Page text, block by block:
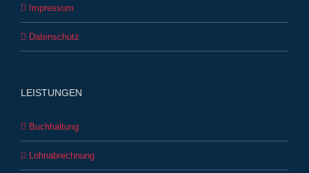
Impressum
Datenschutz
LEISTUNGEN
Buchhaltung
Lohnabrechnung